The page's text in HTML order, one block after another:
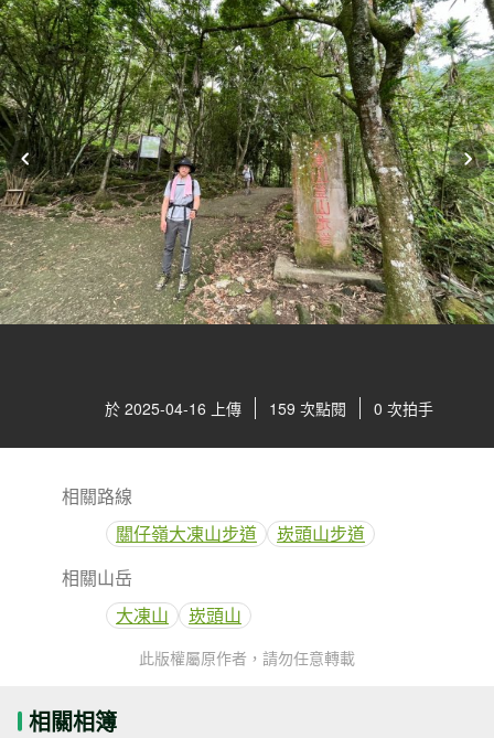
於 2025-04-16 上傳 159 次點閱 0 次拍手
相關路線
關仔嶺大凍山步道
崁頭山步道
相關山岳
大凍山
崁頭山
此版權屬原作者，請勿任意轉載
相關相簿